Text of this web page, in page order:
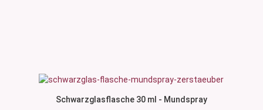
Schwarzglasflasche 30 ml - Mundspray